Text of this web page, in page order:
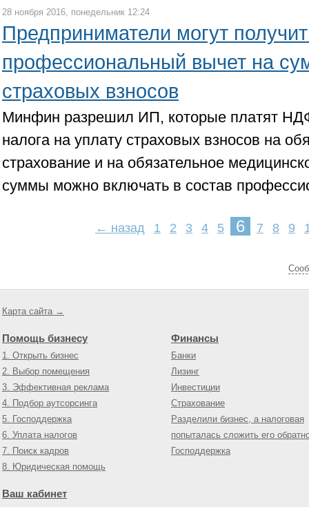
28 ноября 2016, понедельник 12:24
Предприниматели могут
профессиональный вычет на
страховых взносов
Минфин разрешил ИП, которые платят
налога на уплату страховых взносов на
страхование и на обязательное
суммы можно включать в состав
← назад 1 2 3 4 5 6 7 8 9
Карта сайта →
Помощь бизнесу
1. Открыть бизнес
2. Выбор помещения
3. Эффективная реклама
4. Подбор аутсорсинга
5. Господдержка
6. Уплата налогов
7. Поиск кадров
8. Юридическая помощь
Финансы
Банки
Лизинг
Инвестиции
Страхование
Разделили бизнес, а налоговая
попыталась сложить его
Господдержка
Ваш кабинет